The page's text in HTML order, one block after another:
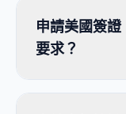
申請美國簽
要求？